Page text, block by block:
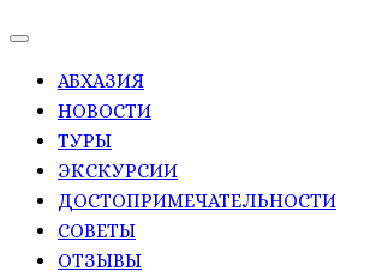
АБХАЗИЯ
НОВОСТИ
ТУРЫ
ЭКСКУРСИИ
ДОСТОПРИМЕЧАТЕЛЬНОСТИ
СОВЕТЫ
ОТЗЫВЫ